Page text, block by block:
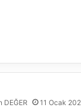
DEĞER 11 Ocak